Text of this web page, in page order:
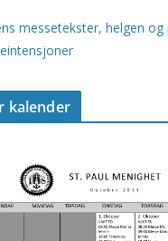
messetekster, helgen og
kalender